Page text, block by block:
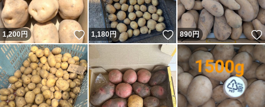
1,200円 いいね！
1,180円 いいね！
890円